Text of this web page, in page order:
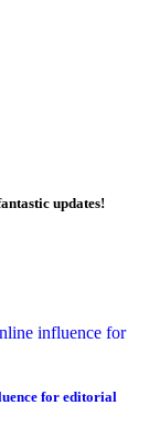
updates!
for editorial